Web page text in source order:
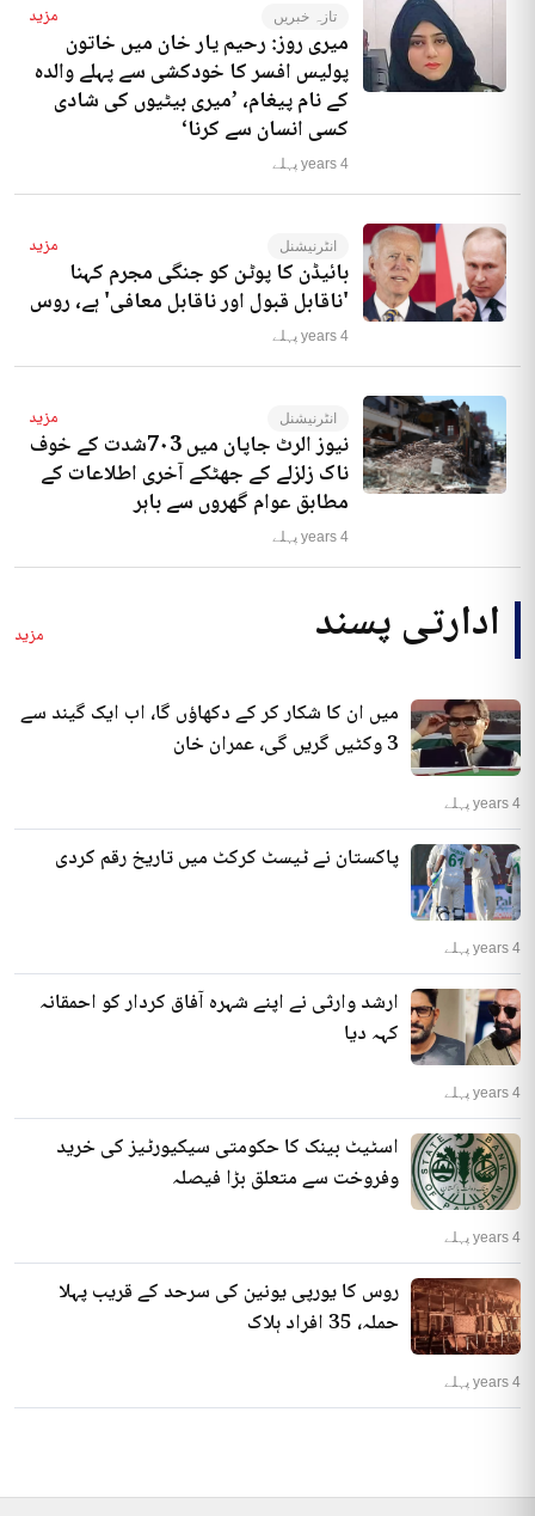
تازہ خبریں مزید
میری روز: رحیم یار خان میں خاتون
پولیس افسر کا خودکشی سے پہلے والدہ
کے نام پیغام، ’میری بیٹیوں کی شادی
کسی انسان سے کرنا‘
4 years پہلے
انٹرنیشنل مزید
بائیڈن کا پوٹن کو جنگی مجرم کہنا
'ناقابل قبول اور ناقابل معافی' ہے، روس
4 years پہلے
انٹرنیشنل مزید
نیوز الرٹ جاپان میں 7۰3شدت کے خوف
ناک زلزلے کے جھٹکے آخری اطلاعات کے
مطابق عوام گھروں سے باہر
4 years پہلے
ادارتی پسند مزید
میں ان کا شکار کر کے دکھاؤں گا، اب ایک گیند سے
3 وکٹیں گریں گی، عمران خان
4 years پہلے
پاکستان نے ٹیسٹ کرکٹ میں تاریخ رقم کردی
4 years پہلے
ارشد وارثی نے اپنے شہرہ آفاق کردار کو احمقانہ
کہہ دیا
4 years پہلے
اسٹیٹ بینک کا حکومتی سیکیورٹیز کی خرید
وفروخت سے متعلق بڑا فیصلہ
4 years پہلے
روس کا یورپی یونین کی سرحد کے قریب پہلا
حملہ، 35 افراد ہلاک
4 years پہلے